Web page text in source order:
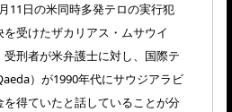
11日の米同時多発テロの実行犯
受けたザカリアス・ムサウイ
受刑者が米弁護士に対し、国際テ
）が1990年代にサウジアラビ
得ていたと話していることが分